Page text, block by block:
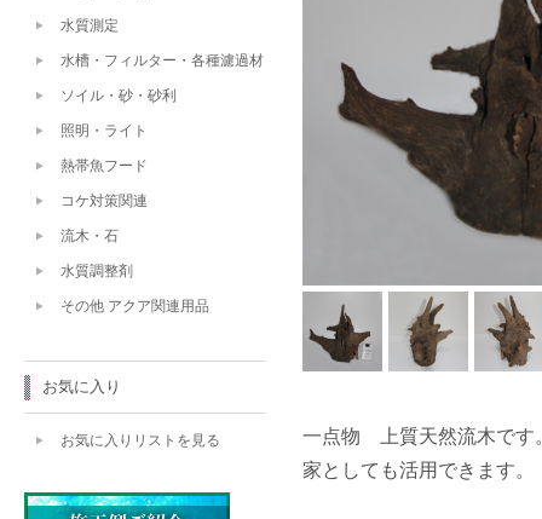
一点物 上質天然流木です
家としても活用できます
水質測定
水槽・フィルター・各種濾過材
ソイル・砂・砂利
照明・ライト
熱帯魚フード
コケ対策関連
流木・石
水質調整剤
その他 アクア関連用品
お気に入り
お気に入りリストを見る